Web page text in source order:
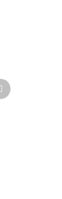
Ďalší
produkt